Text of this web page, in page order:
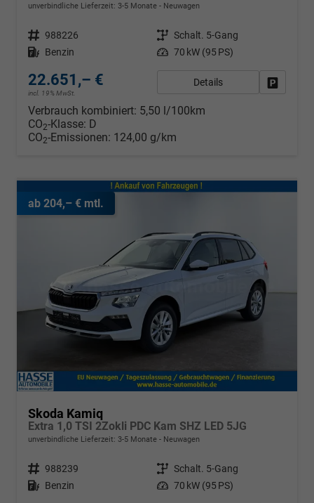
unverbindliche Lieferzeit: 3-5 Monate Neuwagen
Fahrzeugnr. 988226 Getriebe Schalt. 5-Gang
Kraftstoff Benzin Leistung 70 kW (95 PS)
22.651,– €
incl. 19% MwSt.
Details
Verbrauch kombiniert: 5,50 l/100km
CO2-Klasse: D
CO2-Emissionen: 124,00 g/km
ab 204,– € mtl.
Skoda Kamiq
Extra 1,0 TSI 2Zokli PDC Kam SHZ LED 5JG
unverbindliche Lieferzeit: 3-5 Monate Neuwagen
Fahrzeugnr. 988239 Getriebe Schalt. 5-Gang
Kraftstoff Benzin Leistung 70 kW (95 PS)